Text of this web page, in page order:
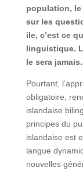
population, le
sur les
ile, c’est ce
linguistique.
le sera
Pourtant,
obligatoire,
islandaise
principes du
islandaise est
langue
nouvelles